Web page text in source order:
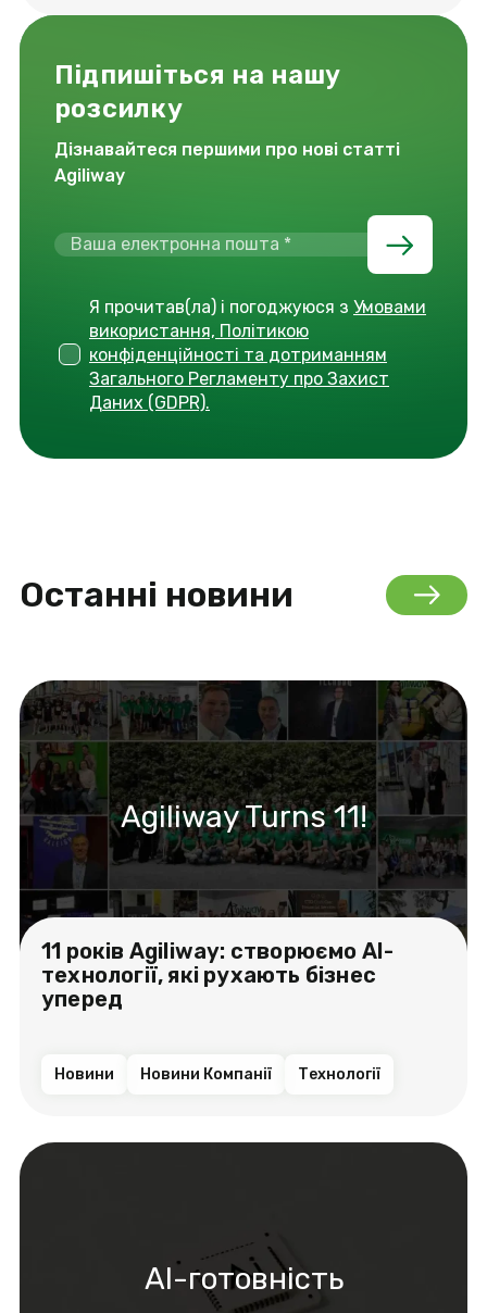
Підпишіться на нашу
розсилку
Дізнавайтеся першими про нові статті
Agiliway
Я прочитав(ла) і погоджуюся з Умовами
використання, Політикою
конфіденційності та дотриманням
Загального Регламенту про Захист
Даних (GDPR).
Останні новини
Agiliway Turns 11!
11 років Agiliway: створюємо AI-
технології, які рухають бізнес
уперед
Новини Новини Компанії Технології
AI-готовність